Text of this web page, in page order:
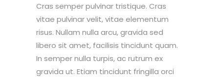
Cras semper pulvinar tristique. Cras
vitae pulvinar velit, vitae elementum
risus. Nullam nulla arcu, gravida sed
libero sit amet, facilisis tincidunt quam.
In semper nulla turpis, ac rutrum ex
gravida ut. Etiam tincidunt fringilla orci